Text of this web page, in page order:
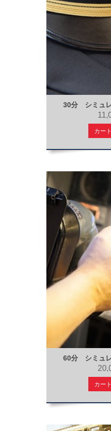
30分 シミュ
カー
60分 シミュ
カー